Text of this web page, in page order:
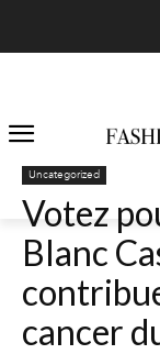
Uncategorized
Votez
Blanc
cancer